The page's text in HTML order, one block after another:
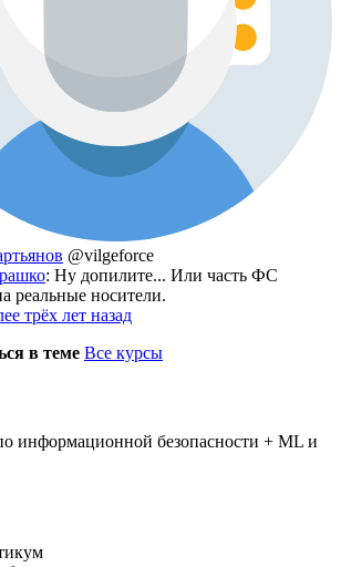
@vilgeforce
: Ну допилите... Или часть ФС
реальные носители.
трёх лет назад
в теме Все курсы
информационной безопасности + ML и